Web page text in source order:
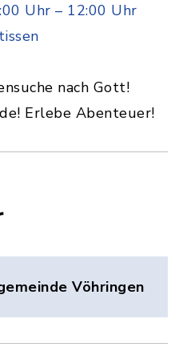
Uhr – 12:00 Uhr
nach Gott!
Erlebe Abenteuer!
Vöhringen